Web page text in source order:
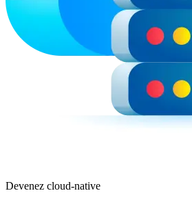
Devenez cloud-native